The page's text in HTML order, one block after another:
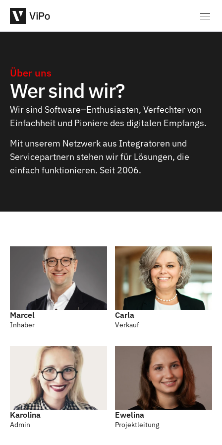
Über uns
Wer sind wir?
Wir sind Software–Enthusiasten, Verfechter von
Einfachheit und Pioniere des digitalen Empfangs.
Mit unserem Netzwerk aus Integratoren und
Servicepartnern stehen wir für Lösungen, die
einfach funktionieren. Seit 2006.
Marcel
Inhaber
Carla
Verkauf
Karolina
Admin
Ewelina
Projektleitung